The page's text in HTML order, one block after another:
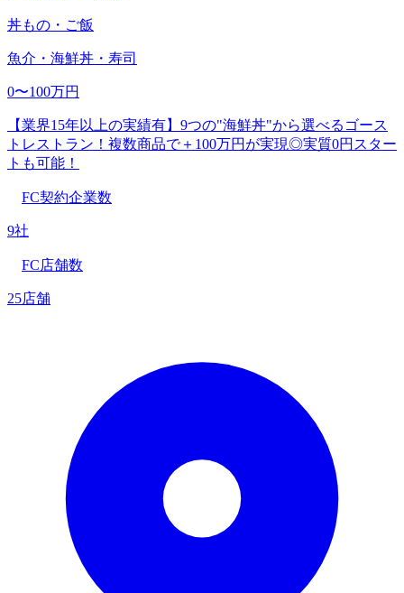
丼もの・ご飯
魚介・海鮮丼・寿司
0〜100万円
【業界15年以上の実績有】9つの"海鮮丼"から選べるゴース
トレストラン！複数商品で＋100万円が実現◎実質0円スター
トも可能！
FC契約企業数
9社
FC店舗数
25店舗